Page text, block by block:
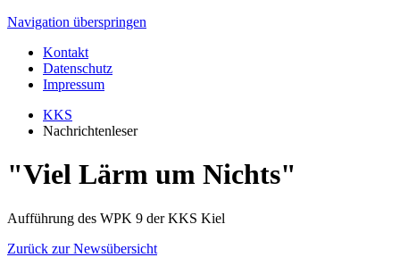
Navigation überspringen
Kontakt
Datenschutz
Impressum
KKS
Nachrichtenleser
"Viel Lärm um Nichts"
Aufführung des WPK 9 der KKS Kiel
Zurück zur Newsübersicht